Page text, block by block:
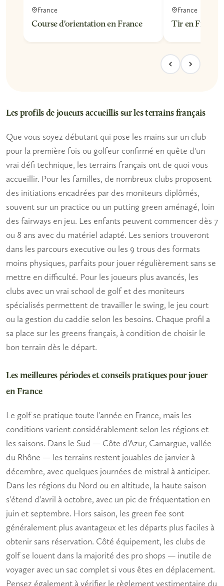
France
Course d'orientation en France
France
Tir en France
Les profils de joueurs accueillis sur les terrains français
Que vous soyez débutant qui pose les mains sur un club
pour la première fois ou golfeur confirmé en quête d'un
vrai défi technique, les terrains français ont de quoi vous
accueillir. Pour les familles, de nombreux clubs proposent
des initiations encadrées par des moniteurs diplômés,
souvent sur un practice ou un putting green aménagé, loin
des fairways en jeu. Les enfants peuvent commencer dès 7
ou 8 ans avec du matériel adapté. Les seniors trouveront
dans les parcours executive ou les 9 trous des formats
moins physiques, parfaits pour jouer régulièrement sans se
mettre en difficulté. Pour les joueurs plus avancés, les
clubs avec un vrai school de golf et des moniteurs
spécialisés permettent de travailler le swing, le jeu court
ou la gestion du caddie selon les besoins. Chaque profil a
sa place sur les greens français, à condition de choisir le
bon terrain dès le départ.
Les meilleures périodes et conseils pratiques pour jouer
en France
Le golf se pratique toute l'année en France, mais les
conditions varient considérablement selon les régions et
les saisons. Dans le Sud — Côte d'Azur, Camargue, vallée
du Rhône — les terrains restent jouables de janvier à
décembre, avec quelques journées de mistral à anticiper.
Dans les régions du Nord ou en altitude, la haute saison
s'étend d'avril à octobre, avec un pic de fréquentation en
juin et septembre. Hors saison, les green fee sont
généralement plus avantageux et les départs plus faciles à
obtenir sans réservation. Côté équipement, les clubs de
golf se louent dans la majorité des pro shops — inutile de
voyager avec un sac complet si vous êtes en déplacement.
Pensez également à vérifier le règlement vestimentaire du